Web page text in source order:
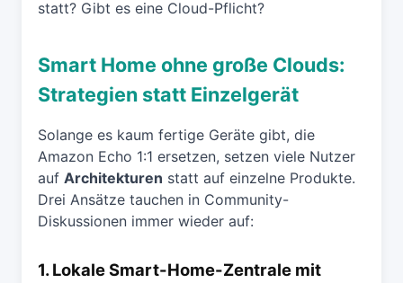
statt? Gibt es eine Cloud-Pflicht?
Smart Home ohne große Clouds:
Strategien statt Einzelgerät
Solange es kaum fertige Geräte gibt, die
Amazon Echo 1:1 ersetzen, setzen viele Nutzer
auf Architekturen statt auf einzelne Produkte.
Drei Ansätze tauchen in Community-
Diskussionen immer wieder auf:
1. Lokale Smart-Home-Zentrale mit